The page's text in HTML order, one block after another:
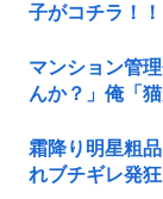
子がコチラ！！
マンション管
んか？」俺「
霜降り明星粗
れブチギレ発